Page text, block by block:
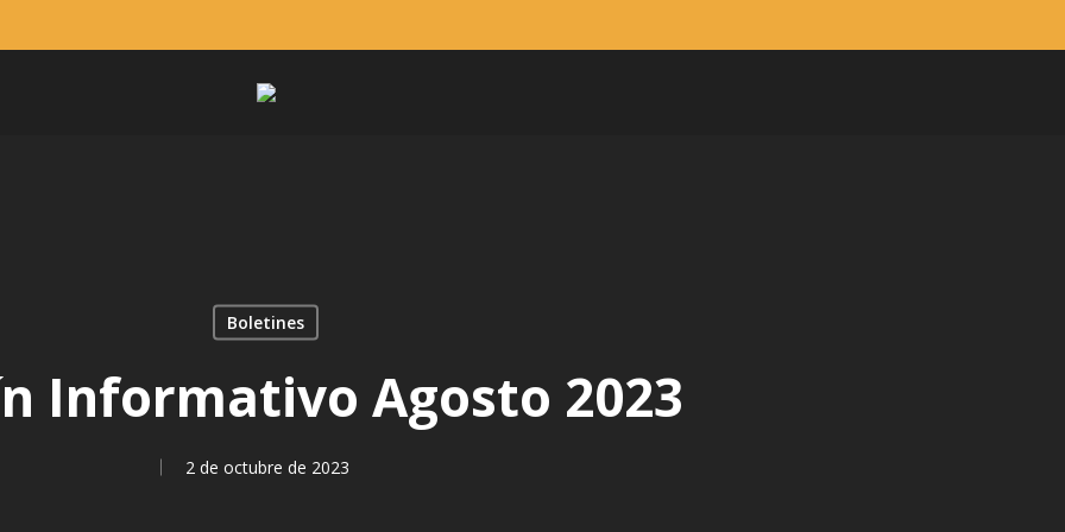
Boletines
Informativo Agosto 2023
2 de octubre de 2023